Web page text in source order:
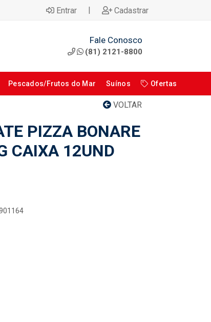
Entrar | Cadastrar
Fale Conosco
(81) 2121-8800
Pescados/Frutos do Mar Suínos Ofertas
VOLTAR
PIZZA BONARE
CAIXA 12UND